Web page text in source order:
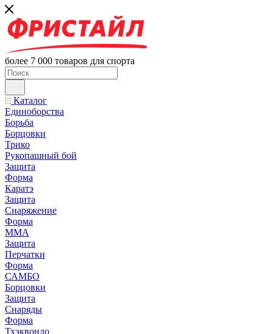
более 7 000 товаров для спорта
Каталог
Единоборства
Борьба
Борцовки
Трико
Рукопашный бой
Защита
Форма
Каратэ
Защита
Снаряжение
Форма
ММА
Защита
Перчатки
Форма
САМБО
Борцовки
Защита
Снаряды
Форма
Тхэквондо